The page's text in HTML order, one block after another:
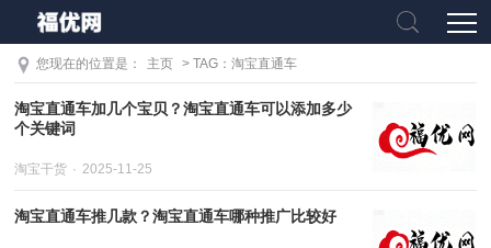
您现在的位置是： 主页 > TAG：淘宝直通车
淘宝直通车加几个宝贝？淘宝直通车可以添加多少
个关键词
淘宝干货 2025-11-25
淘宝直通车推几款？淘宝直通车哪种推广比较好